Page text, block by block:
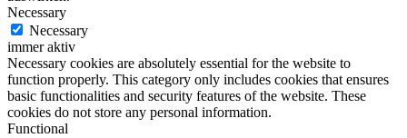
Necessary
Necessary
immer aktiv
Necessary cookies are absolutely essential for the website to
function properly. This category only includes cookies that ensures
basic functionalities and security features of the website. These
cookies do not store any personal information.
Functional